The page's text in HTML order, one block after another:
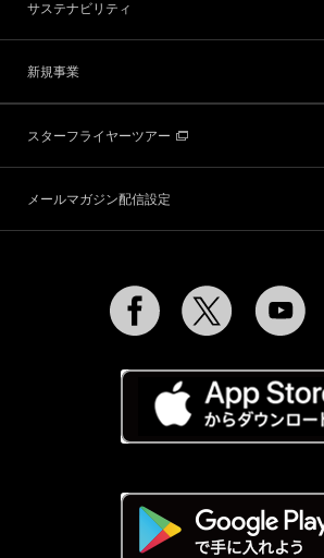
サステナビリティ
新規事業
スターフライヤーツアー
メールマガジン配信設定
Facebook Twitter YouTube